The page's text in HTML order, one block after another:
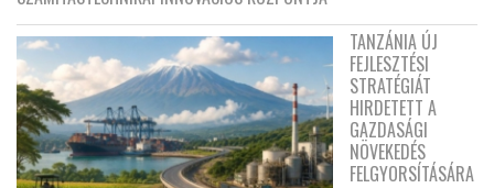
TANZÁNIA ÚJ
FEJLESZTÉSI
STRATÉGIÁT
HIRDETETT A
GAZDASÁGI
NÖVEKEDÉS
FELGYORSÍTÁSÁRA